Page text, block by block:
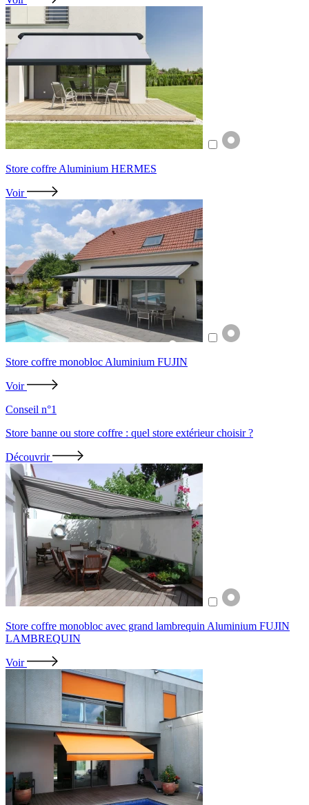
Store coffre Aluminium HERMES
Voir
Store coffre monobloc Aluminium FUJIN
Voir
Conseil n°1
Store banne ou store coffre : quel store extérieur choisir ?
Découvrir
Store coffre monobloc avec grand lambrequin Aluminium FUJIN
LAMBREQUIN
Voir